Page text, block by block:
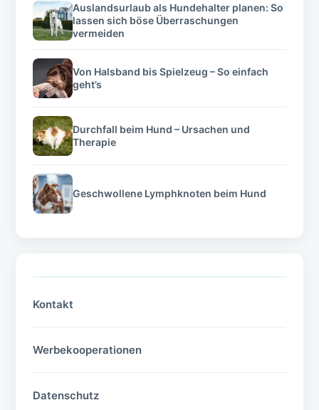
Auslandsurlaub als Hundehalter planen: So
lassen sich böse Überraschungen
vermeiden
Von Halsband bis Spielzeug – So einfach
geht’s
Durchfall beim Hund – Ursachen und
Therapie
Geschwollene Lymphknoten beim Hund
Kontakt
Werbekooperationen
Datenschutz